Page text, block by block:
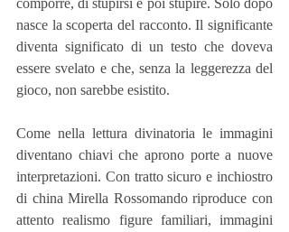
nasce la scoperta del racconto. Il significante
diventa significato di un testo che doveva
essere svelato e che, senza la leggerezza del
gioco, non sarebbe esistito.
Come nella lettura divinatoria le immagini
diventano chiavi che aprono porte a nuove
interpretazioni. Con tratto sicuro e inchiostro
di china Mirella Rossomando riproduce con
attento realismo figure familiari, immagini